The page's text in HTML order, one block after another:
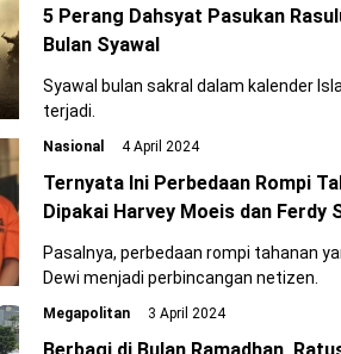
5 Perang Dahsyat Pasukan
Bulan Syawal
Syawal bulan sakral dalam kalender
terjadi.
Nasional 4 April 2024
Ternyata Ini Perbedaan Rompi
Dipakai Harvey Moeis dan Ferdy
Pasalnya, perbedaan rompi tahanan
Dewi menjadi perbincangan netizen.
Megapolitan 3 April 2024